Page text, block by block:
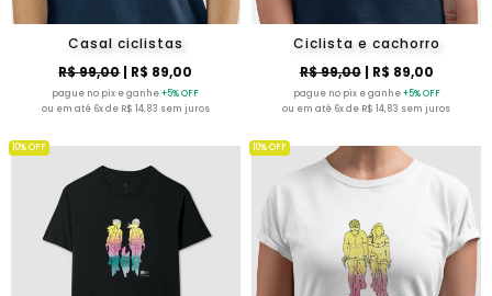
Casal ciclistas
R$ 99,00| R$ 89,00
pague no pix e ganhe+5% OFF
ou em até 6x de R$ 14,83 sem juros
Ciclista e cachorro
R$ 99,00| R$ 89,00
pague no pix e ganhe+5% OFF
ou em até 6x de R$ 14,83 sem juros
10% OFF 10% OFF